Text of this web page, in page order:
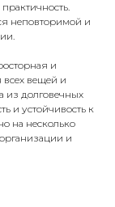
практичность.
неповторимой и
и
вещей и
из долговечных
и устойчивость к
на несколько
и